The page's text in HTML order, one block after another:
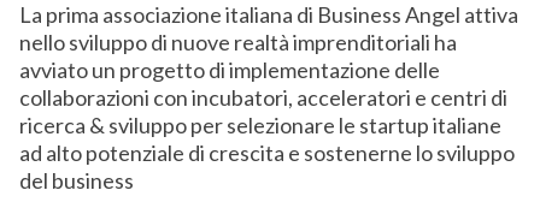
La prima associazione italiana di Business Angel attiva
nello sviluppo di nuove realtà imprenditoriali ha
avviato un progetto di implementazione delle
collaborazioni con incubatori, acceleratori e centri di
ricerca & sviluppo per selezionare le startup italiane
ad alto potenziale di crescita e sostenerne lo sviluppo
del business